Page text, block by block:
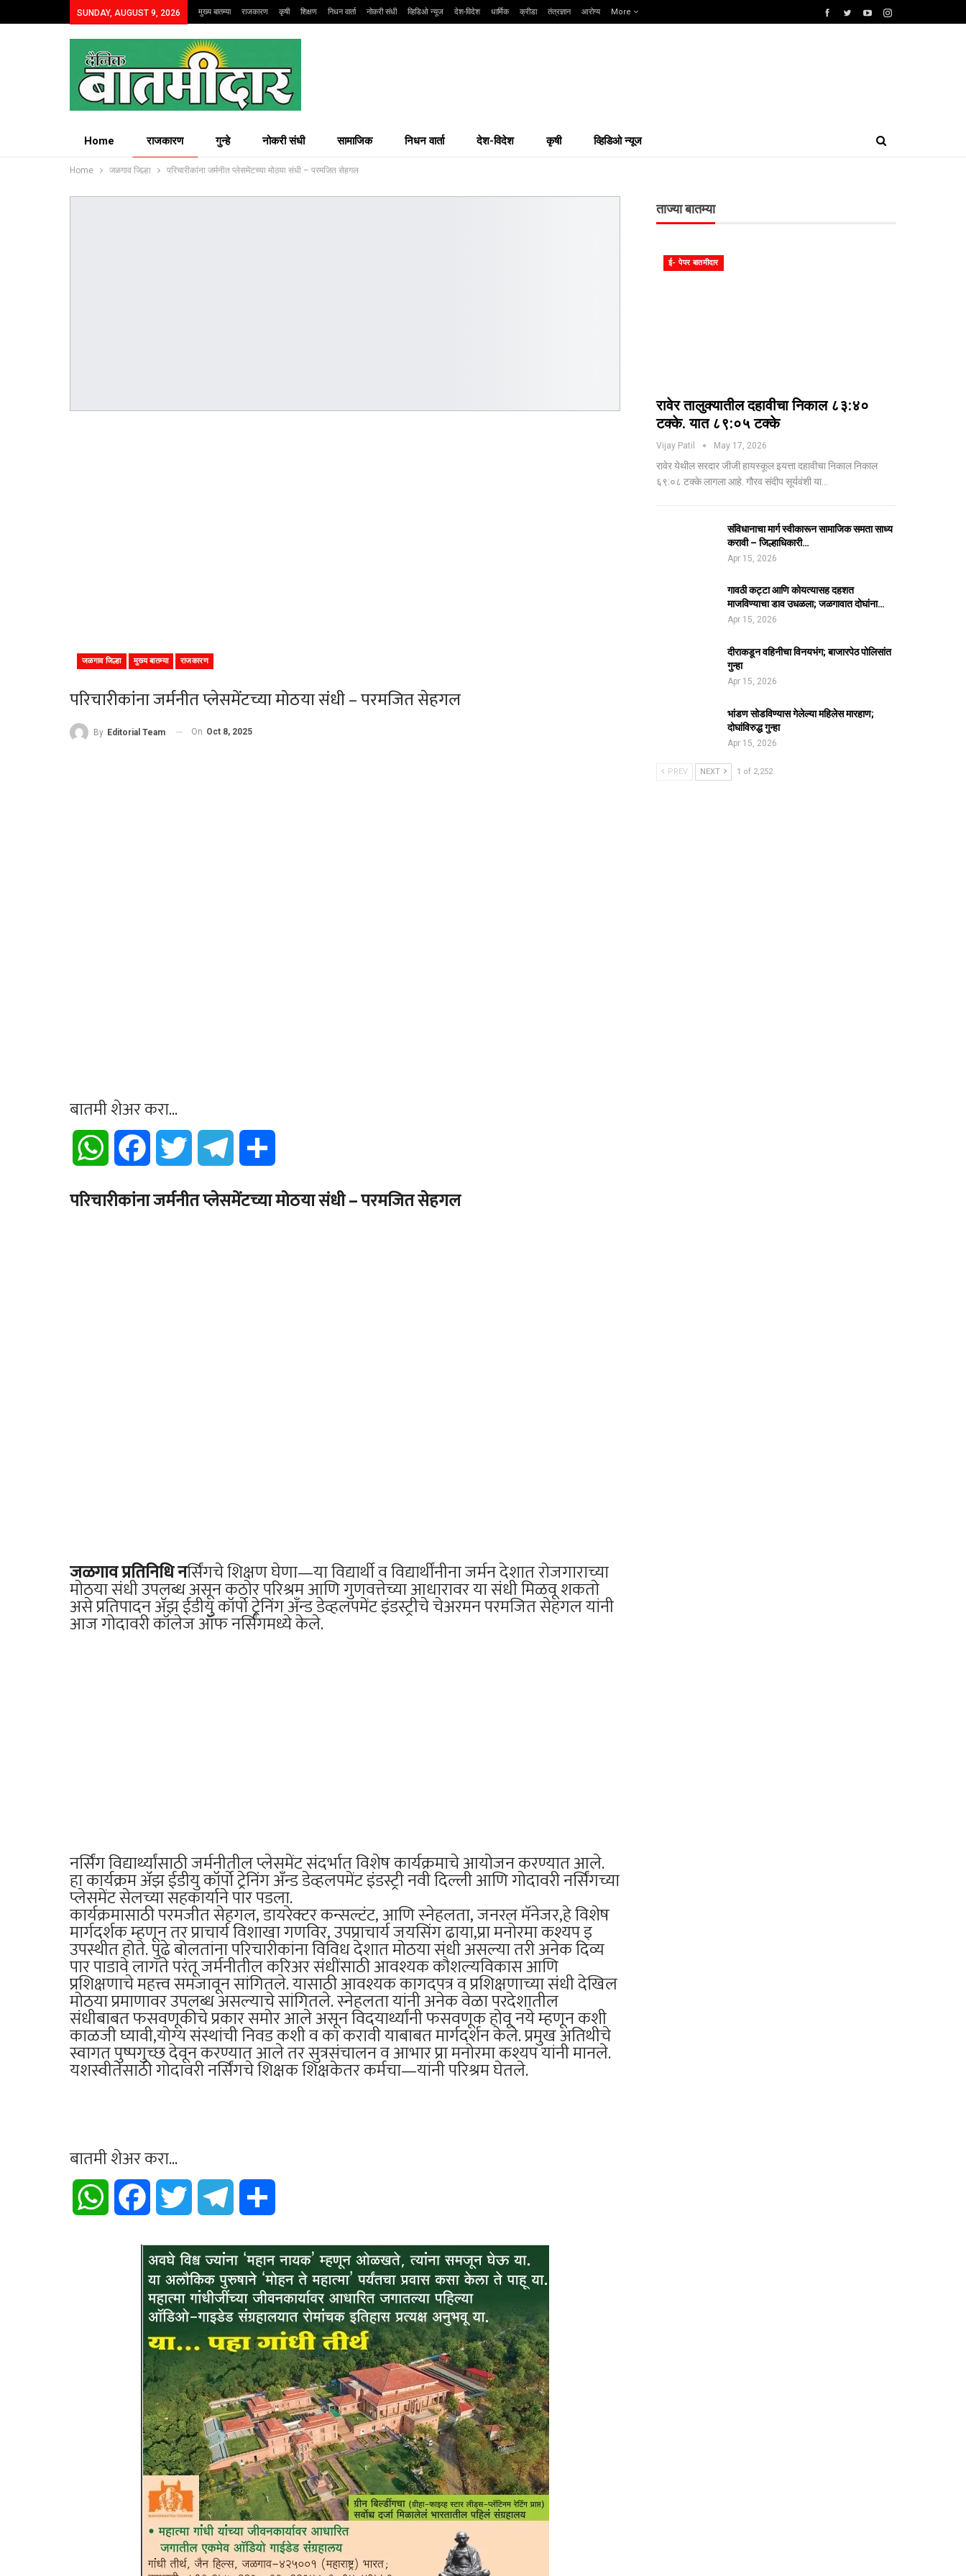
SUNDAY, AUGUST 9, 2026 मुख्य बातम्या राजकारण कृषी शिक्षण निधन वार्ता नोकरी संधी व्हिडिओ न्यूज देश-विदेश धार्मिक क्रीडा तंत्रज्ञान आरोग्य More
Home राजकारण गुन्हे नोकरी संधी सामाजिक निधन वार्ता देश-विदेश कृषी व्हिडिओ न्यूज
Home जळगाव जिल्हा परिचारीकांना जर्मनीत प्लेसमेंटच्या मोठया संधी – परमजित सेहगल
जळगाव जिल्हा मुख्य बातम्या राजकारण
परिचारीकांना जर्मनीत प्लेसमेंटच्या मोठया संधी – परमजित सेहगल
By Editorial Team On Oct 8, 2025
बातमी शेअर करा...
WhatsApp Facebook Twitter Telegram
परिचारीकांना जर्मनीत प्लेसमेंटच्या मोठया संधी – परमजित सेहगल
जळगाव प्रतिनिधि नर्सिंगचे शिक्षण घेणा—या विद्यार्थी व विद्यार्थींनीना जर्मन देशात रोजगाराच्या
मोठया संधी उपलब्ध असून कठोर परिश्रम आणि गुणवत्तेच्या आधारावर या संधी मिळवू शकतो
असे प्रतिपादन अ‍ॅझ ईडीयु कॉर्पो ट्रेनिंग अँन्ड डेव्हलपमेंट इंडस्ट्रीचे चेअरमन परमजित सेहगल यांनी
आज गोदावरी कॉलेज ऑफ नर्सिंगमध्ये केले.
नर्सिंग विद्यार्थ्यांसाठी जर्मनीतील प्लेसमेंट संदर्भात विशेष कार्यक्रमाचे आयोजन करण्यात आले.
हा कार्यक्रम अ‍ॅझ ईडीयु कॉर्पो ट्रेनिंग अँन्ड डेव्हलपमेंट इंडस्ट्री नवी दिल्ली आणि गोदावरी नर्सिंगच्या
प्लेसमेंट सेलच्या सहकार्याने पार पडला.
कार्यक्रमासाठी परमजीत सेहगल, डायरेक्टर कन्सल्टंट, आणि स्नेहलता, जनरल मॅनेजर,हे विशेष
मार्गदर्शक म्हणून तर प्राचार्य विशाखा गणविर, उपप्राचार्य जयसिंग ढाया,प्रा मनोरमा कश्यप इ
उपस्थीत होते. पुढे बोलतांना परिचारीकांना विविध देशात मोठया संधी असल्या तरी अनेक दिव्य
पार पाडावे लागते परंतू जर्मनीतील करिअर संधींसाठी आवश्यक कौशल्यविकास आणि
प्रशिक्षणाचे महत्त्व समजावून सांगितले. यासाठी आवश्यक कागदपत्र व प्रशिक्षणाच्या संधी देखिल
मोठया प्रमाणावर उपलब्ध असल्याचे सांगितले. स्नेहलता यांनी अनेक वेळा परदेशातील
संधीबाबत फसवणूकीचे प्रकार समोर आले असून विदयार्थ्यांनी फसवणूक होवू नये म्हणून कशी
काळजी घ्यावी,योग्य संस्थांची निवड कशी व का करावी याबाबत मार्गदर्शन केले. प्रमुख अतिथीचे
स्वागत पुष्पगुच्छ देवून करण्यात आले तर सुत्रसंचालन व आभार प्रा मनोरमा कश्यप यांनी मानले.
यशस्वीतेसाठी गोदावरी नर्सिंगचे शिक्षक शिक्षकेतर कर्मचा—यांनी परिश्रम घेतले.
बातमी शेअर करा...
WhatsApp Facebook Twitter Telegram
ताज्या बातम्या
ई- पेपर बातमीदार
रावेर तालुक्यातील दहावीचा निकाल ८३:४०
टक्के. यात ८९:०५ टक्के
Vijay Patil May 17, 2026
रावेर येथील सरदार जीजी हायस्कूल इयत्ता दहावीचा निकाल निकाल
६९:०८ टक्के लागला आहे. गौरव संदीप सूर्यवंशी या…
संविधानाचा मार्ग स्वीकारून सामाजिक समता साध्य
करावी – जिल्हाधिकारी…
Apr 15, 2026
गावठी कट्टा आणि कोयत्यासह दहशत
माजविण्याचा डाव उधळला; जळगावात दोघांना…
Apr 15, 2026
दीराकडून वहिनीचा विनयभंग; बाजारपेठ पोलिसांत
गुन्हा
Apr 15, 2026
भांडण सोडविण्यास गेलेल्या महिलेस मारहाण;
दोघांविरुद्ध गुन्हा
Apr 15, 2026
PREV NEXT 1 of 2,252